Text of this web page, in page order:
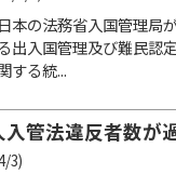
本の法務省入国管理局
出入国管理及び難民認
する統...
管法違反者数が
3)